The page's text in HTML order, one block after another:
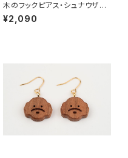
木のフックピアス・シュナウザ
ー・ソルト & ペッパー
¥2,090